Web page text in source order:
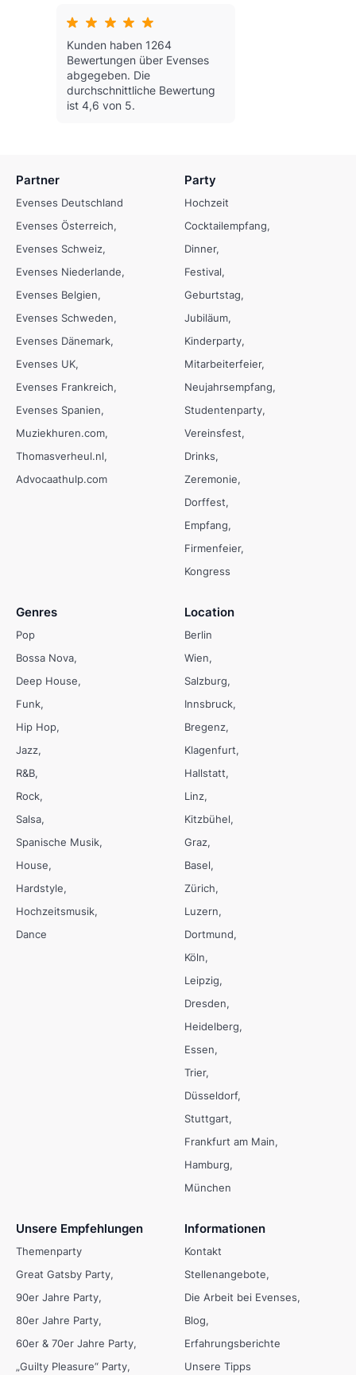
Kunden haben 1264
Bewertungen über Evenses
abgegeben. Die
durchschnittliche Bewertung
ist 4,6 von 5.
Partner
Evenses Deutschland
Evenses Österreich
Evenses Schweiz
Evenses Niederlande
Evenses Belgien
Evenses Schweden
Evenses Dänemark
Evenses UK
Evenses Frankreich
Evenses Spanien
Muziekhuren.com
Thomasverheul.nl
Advocaathulp.com
Party
Hochzeit
Cocktailempfang
Dinner
Festival
Geburtstag
Jubiläum
Kinderparty
Mitarbeiterfeier
Neujahrsempfang
Studentenparty
Vereinsfest
Drinks
Zeremonie
Dorffest
Empfang
Firmenfeier
Kongress
Genres
Pop
Bossa Nova
Deep House
Funk
Hip Hop
Jazz
R&B
Rock
Salsa
Spanische Musik
House
Hardstyle
Hochzeitsmusik
Dance
Location
Berlin
Wien
Salzburg
Innsbruck
Bregenz
Klagenfurt
Hallstatt
Linz
Kitzbühel
Graz
Basel
Zürich
Luzern
Dortmund
Köln
Leipzig
Dresden
Heidelberg
Essen
Trier
Düsseldorf
Stuttgart
Frankfurt am Main
Hamburg
München
Unsere Empfehlungen
Themenparty
Great Gatsby Party
90er Jahre Party
80er Jahre Party
60er & 70er Jahre Party
„Guilty Pleasure“ Party
Informationen
Kontakt
Stellenangebote
Die Arbeit bei Evenses
Blog
Erfahrungsberichte
Unsere Tipps